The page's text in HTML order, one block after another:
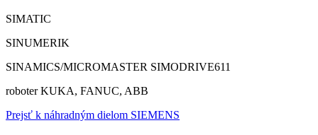
SIMATIC
SINUMERIK
SINAMICS/MICROMASTER SIMODRIVE611
roboter KUKA, FANUC, ABB
Prejsť k náhradným dielom SIEMENS